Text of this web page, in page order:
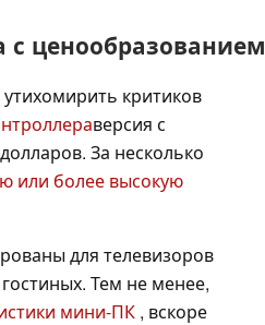
с ценообразованием
критиков
версия с
За несколько
или более высокую
для телевизоров
Тем не менее,
мини-ПК , вскоре